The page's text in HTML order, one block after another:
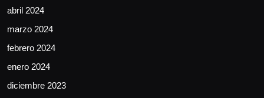
abril 2024
marzo 2024
febrero 2024
enero 2024
diciembre 2023